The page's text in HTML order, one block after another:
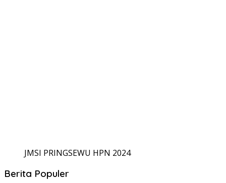
JMSI PRINGSEWU HPN 2024
Berita Populer